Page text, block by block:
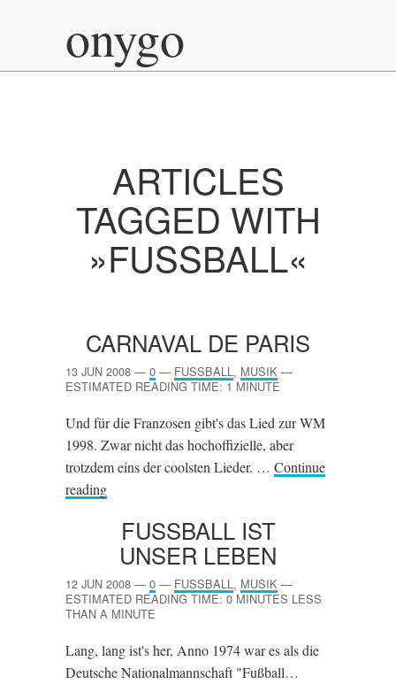
onygo
ARTICLES
TAGGED WITH
»FUSSBALL«
CARNAVAL DE PARIS
13 JUN 2008 — 0 — FUSSBALL , MUSIK —
ESTIMATED READING TIME: 1 MINUTE
Und für die Franzosen gibt's das Lied zur WM
1998. Zwar nicht das hochoffizielle, aber
trotzdem eins der coolsten Lieder. … Continue
reading
FUSSBALL IST U
NSER LEBEN
12 JUN 2008 — 0 — FUSSBALL , MUSIK —
ESTIMATED READING TIME: 0 MINUTES LESS
THAN A MINUTE
Lang, lang ist's her, Anno 1974 war es als die
Deutsche Nationalmannschaft "Fußball…